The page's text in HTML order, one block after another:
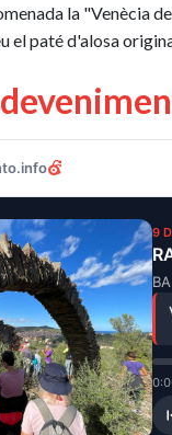
la "Venècia
el paté d'alosa
9